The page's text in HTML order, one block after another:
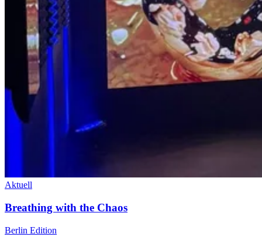
Aktuell
Breathing with the Chaos
Berlin Edition